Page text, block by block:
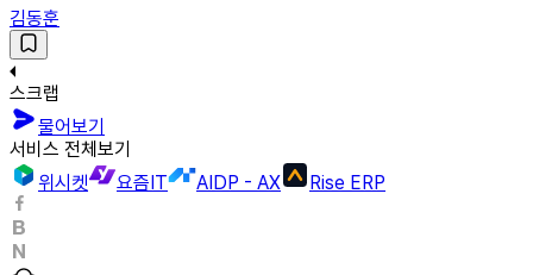
김동훈
스크랩
물어보기
서비스 전체보기
위시켓
요즘IT AIDP - AX Rise ERP